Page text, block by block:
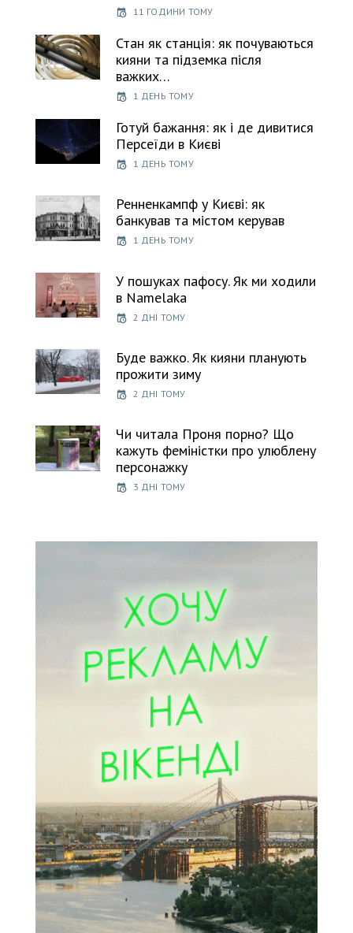
11 ГОДИНИ ТОМУ
Стан як станція: як почуваються
кияни та підземка після
важких…
1 ДЕНЬ ТОМУ
Готуй бажання: як і де дивитися
Персеїди в Києві
1 ДЕНЬ ТОМУ
Ренненкампф у Києві: як
банкував та містом керував
1 ДЕНЬ ТОМУ
У пошуках пафосу. Як ми ходили
в Namelaka
2 ДНІ ТОМУ
Буде важко. Як кияни планують
прожити зиму
2 ДНІ ТОМУ
Чи читала Проня порно? Що
кажуть феміністки про улюблену
персонажку
3 ДНІ ТОМУ